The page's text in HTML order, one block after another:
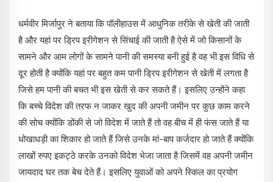
धर्मवीर मिर्जापुर ने बताया कि पॉलीहाउस में आधुनिक तरीके से खेती की जाती
है और यहां पर ड्रिप इरीगेशन से सिंचाई की जाती है ऐसे में जो किसानों के
सामने और आम लोगों के सामने पानी की समस्या बनी हुई है वह भी इस विधि से
दूर होती है क्योंकि यहां पर बहुत कम पानी ड्रिप इरीगेशन से खेती में लगता है
जिसे हम पानी की बचत भी इस खेती से कर सकते हैं। इसलिए उन्होंने कहा
कि बच्चे विदेश की तरफ न जाकर खुद की अपनी जमीन पर कुछ काम करने
की सोच क्योंकि डोंकी से जो विदेश में जाते हैं तो वह बीच में ही फंस जाते हैं या
धोखाधड़ी का शिकार हो जाते हैं जिसे उनके मां-बाप कर्जदार हो जाते हैं क्योंकि
लाखों रुपए इकट्ठे करके उनको विदेश भेजा जाता है जिसमें वह अपनी जमीन
जायदाद घर तक बेच देते हैं। इसलिए युवाओं को अपने स्किल का प्रयोग